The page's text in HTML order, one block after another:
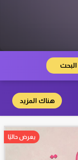
البحث
هناك المزيد
يعرض حاليًا